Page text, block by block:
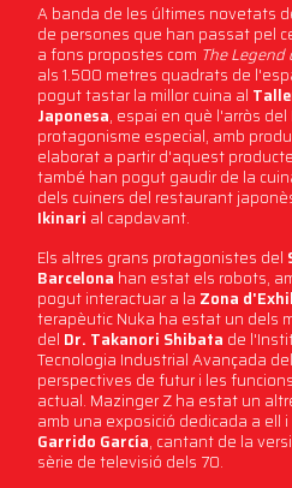
A banda de les últimes novetats
de persones que han passat pel
a fons propostes com The
als 1.500 metres quadrats de
pogut tastar la millor cuina al
Japonesa, espai en què l'arròs
protagonisme especial, amb
elaborat a partir d'aquest
també han pogut gaudir de la
dels cuiners del restaurant
Ikinari al capdavant.
Els altres grans protagonistes del
Barcelona han estat els robots,
pogut interactuar a la Zona
terapèutic Nuka ha estat un dels
del Dr. Takanori Shibata de
Tecnologia Industrial Avançada
perspectives de futur i les
actual. Mazinger Z ha estat un
amb una exposició dedicada a ell
Garrido García, cantant de la
sèrie de televisió dels 70.